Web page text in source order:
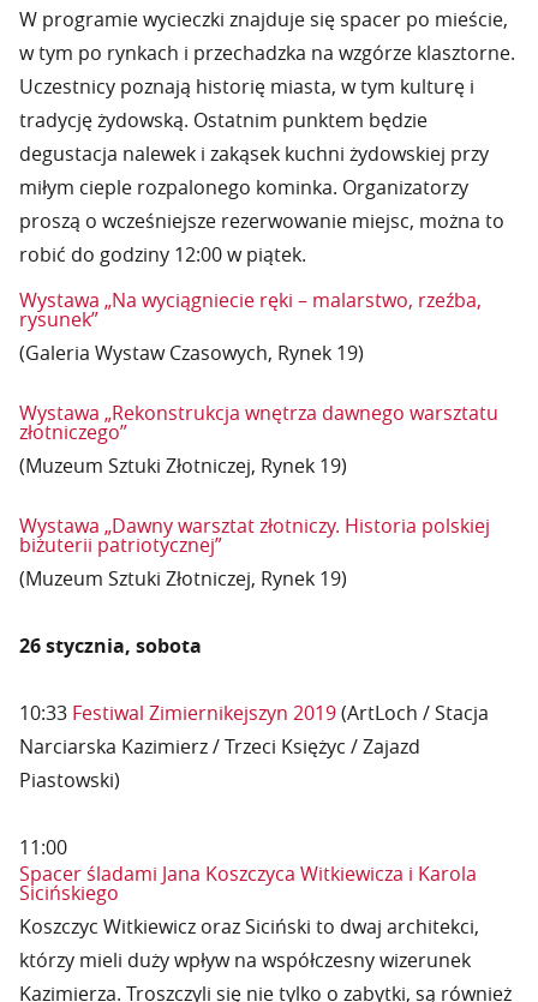
W programie wycieczki znajduje się spacer po mieście,
w tym po rynkach i przechadzka na wzgórze klasztorne.
Uczestnicy poznają historię miasta, w tym kulturę i
tradycję żydowską. Ostatnim punktem będzie
degustacja nalewek i zakąsek kuchni żydowskiej przy
miłym cieple rozpalonego kominka. Organizatorzy
proszą o wcześniejsze rezerwowanie miejsc, można to
robić do godziny 12:00 w piątek.
Wystawa „Na wyciągniecie ręki – malarstwo, rzeźba,
rysunek”
(Galeria Wystaw Czasowych, Rynek 19)
Wystawa „Rekonstrukcja wnętrza dawnego warsztatu
złotniczego”
(Muzeum Sztuki Złotniczej, Rynek 19)
Wystawa „Dawny warsztat złotniczy. Historia polskiej
biżuterii patriotycznej”
(Muzeum Sztuki Złotniczej, Rynek 19)
26 stycznia, sobota
10:33 Festiwal Zimiernikejszyn 2019(ArtLoch / Stacja
Narciarska Kazimierz / Trzeci Księżyc / Zajazd
Piastowski)
11:00
Spacer śladami Jana Koszczyca Witkiewicza i Karola
Sicińskiego
Koszczyc Witkiewicz oraz Siciński to dwaj architekci,
którzy mieli duży wpływ na współczesny wizerunek
Kazimierza. Troszczyli się nie tylko o zabytki, są również